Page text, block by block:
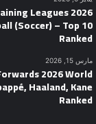
Leagues
(Soccer) – Top 10
Ranked
مارس 15, 2026
2026 World
Haaland, Kane
Ranked